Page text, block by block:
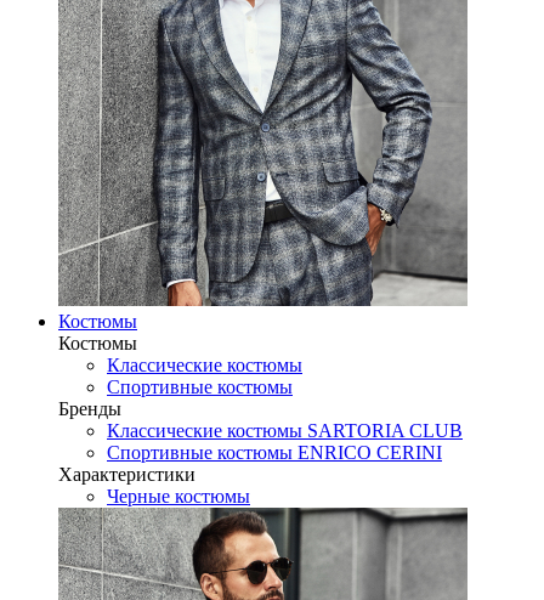
Костюмы
Костюмы
Классические костюмы
Спортивные костюмы
Бренды
Классические костюмы SARTORIA CLUB
Спортивные костюмы ENRICO CERINI
Характеристики
Черные костюмы